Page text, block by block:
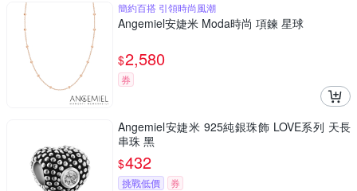
簡約百搭 引領時尚風潮
Angemiel安婕米 Moda時尚 項鍊 星球
$2,580
券
Angemiel安婕米 925純銀珠飾 LOVE系列 天長
串珠 黑
$432
挑戰低價 券